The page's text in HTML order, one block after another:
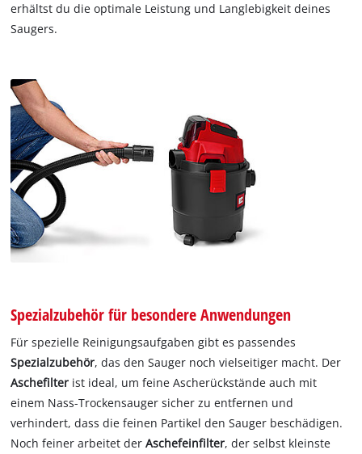
erhältst du die optimale Leistung und Langlebigkeit deines
Saugers.
Spezialzubehör für besondere Anwendungen
Für spezielle Reinigungsaufgaben gibt es passendes
Spezialzubehör, das den Sauger noch vielseitiger macht. Der
Aschefilter ist ideal, um feine Ascherückstände auch mit
einem Nass-Trockensauger sicher zu entfernen und
verhindert, dass die feinen Partikel den Sauger beschädigen.
Noch feiner arbeitet derAschefeinfilter, der selbst kleinste